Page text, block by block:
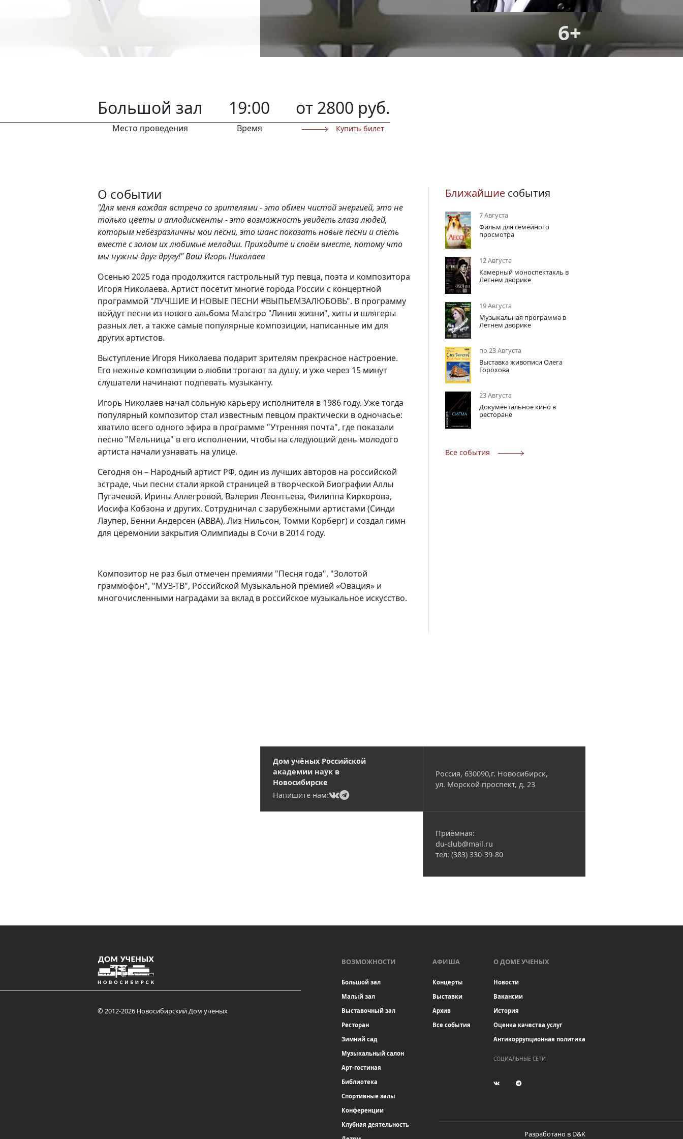
Новости
Наука
Виртуальный тур
Контакты
Вакансии
6+
Большой зал
Место проведения
19:00
Время
от 2800 руб.
Купить билет
О событии
"Для меня каждая встреча со зрителями - это обмен чистой энергией, это не
только цветы и аплодисменты - это возможность увидеть глаза людей,
которым небезразличны мои песни, это шанс показать новые песни и спеть
вместе с залом их любимые мелодии. Приходите и споём вместе, потому что
мы нужны друг другу!" Ваш Игорь Николаев
Осенью2025 года продолжится гастрольный тур певца, поэта и композитора
Игоря Николаева. Артист посетит многие города России с концертной
программой "ЛУЧШИЕ И НОВЫЕ ПЕСНИ #ВЫПЬЕМЗАЛЮБОВЬ". В программу
войдут песни из нового альбома Маэстро "Линия жизни", хиты и шлягеры
разных лет, а также самые популярные композиции, написанные им для
других артистов.
Выступление Игоря Николаева подарит зрителям прекрасное настроение.
Его нежные композиции о любви трогают за душу, и уже через 15 минут
слушатели начинают подпевать музыканту.
Игорь Николаев начал сольную карьеру исполнителя в 1986 году. Уже тогда
популярный композитор стал известным певцом практически в одночасье:
хватило всего одного эфира в программе "Утренняя почта", где показали
песню "Мельница" в его исполнении, чтобы на следующий день молодого
артиста начали узнавать на улице.
Сегодня он – Народный артист РФ, один из лучших авторов на российской
эстраде, чьи песни стали яркой страницей в творческой биографии Аллы
Пугачевой, Ирины Аллегровой, Валерия Леонтьева, Филиппа Киркорова,
Иосифа Кобзона и других. Сотрудничал с зарубежными артистами (Синди
Лаупер, Бенни Андерсен (ABBA), Лиз Нильсон, Томми Корберг) и создал гимн
для церемонии закрытия Олимпиады в Сочи в 2014 году.
Композитор не раз был отмечен премиями "Песня года", "Золотой
граммофон", "МУЗ-ТВ", Российской Музыкальной премией «Овация» и
многочисленными наградами за вклад в российское музыкальное искусство.
Ближайшие события
7 Августа
Фильм для семейного
просмотра
12 Августа
Камерный моноспектакль в
Летнем дворике
19 Августа
Музыкальная программа в
Летнем дворике
по 23 Августа
Выставка живописи Олега
Горохова
23 Августа
Документальное кино в
ресторане
Все события
Дом учёных Российской
академии наук в
Новосибирске
Напишите нам:
(current)
(current)
Россия, 630090,г. Новосибирск,
ул. Морской проспект, д. 23
Приёмная:
du-club@mail.ru
тел: (383) 330-39-80
© 2012-2026 Новосибирский Дом учёных
Разработано в D&K
ВОЗМОЖНОСТИ
Большой зал
Малый зал
Выставочный зал
Ресторан
Зимний сад
Музыкальный салон
Арт-гостиная
Библиотека
Спортивные залы
Конференции
Клубная деятельность
АФИША
Концерты
Выставки
Архив
Все события
О ДОМЕ УЧЕНЫХ
Новости
Вакансии
История
Оценка качества услуг
Антикоррупционная политика
СОЦИАЛЬНЫЕ СЕТИ
(current)(current)